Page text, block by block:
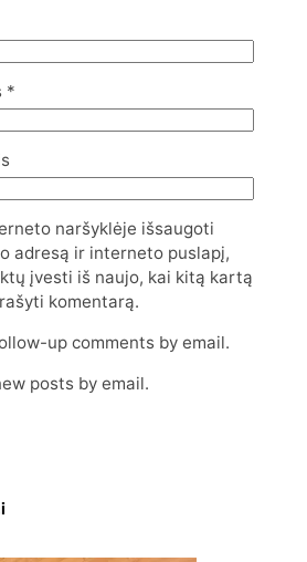
*
naršyklėje išsaugoti
adresą ir interneto puslapį,
įvesti iš naujo, kai kitą kartą
komentarą.
up comments by email.
posts by email.